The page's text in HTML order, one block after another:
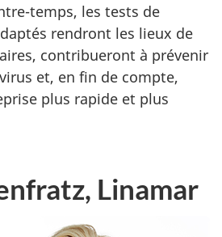
temps, les tests de
rendront les lieux de
contribueront à prévenir
et, en fin de compte,
plus rapide et plus
Linamar